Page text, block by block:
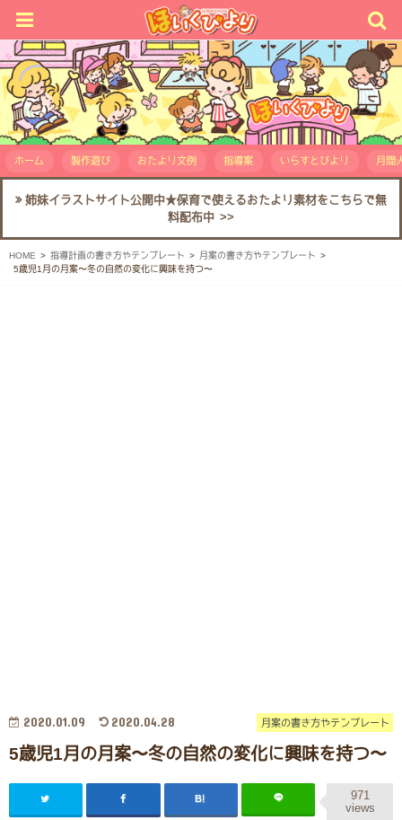
ホーム 製作遊び おたより文例 指導案 いらすとびより 月間
姉妹イラストサイト公開中★保育で使えるおたより素材をこちらで無
料配布中 >>
HOME 指導計画の書き方やテンプレート
月案の書き方やテンプレート
5歳児1月の月案〜冬の自然の変化に興味を持つ〜
月案の書き方やテンプレート
2020.01.09 2020.04.28
5歳児1月の月案〜冬の自然の変化に興味を持つ〜
971
views